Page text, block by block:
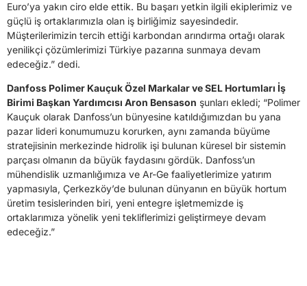
Euro’ya yakın ciro elde ettik. Bu başarı yetkin ilgili ekiplerimiz ve
güçlü iş ortaklarımızla olan iş birliğimiz sayesindedir.
Müşterilerimizin tercih ettiği karbondan arındırma ortağı olarak
yenilikçi çözümlerimizi Türkiye pazarına sunmaya devam
edeceğiz.” dedi.
Danfoss Polimer Kauçuk Özel Markalar ve SEL Hortumları İş
Birimi Başkan Yardımcısı Aron Bensason şunları ekledi; “Polimer
Kauçuk olarak Danfoss’un bünyesine katıldığımızdan bu yana
pazar lideri konumumuzu korurken, aynı zamanda büyüme
stratejisinin merkezinde hidrolik işi bulunan küresel bir sistemin
parçası olmanın da büyük faydasını gördük. Danfoss’un
mühendislik uzmanlığımıza ve Ar-Ge faaliyetlerimize yatırım
yapmasıyla, Çerkezköy’de bulunan dünyanın en büyük hortum
üretim tesislerinden biri, yeni entegre işletmemizde iş
ortaklarımıza yönelik yeni tekliflerimizi geliştirmeye devam
edeceğiz.”